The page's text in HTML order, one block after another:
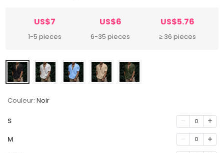
US$7
1-5 pieces
US$6
6-35 pieces
US$5.76
≥ 36 pieces
Couleur: Noir
S 0
M 0